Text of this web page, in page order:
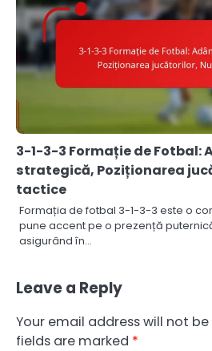
3-1-3-3 Formație de Fotbal:
strategică, Poziționarea
tactice
Formația de fotbal 3-1-3-3 este o
pune accent pe o prezență
asigurând în…
Leave a Reply
Your email address will not
fields are marked *